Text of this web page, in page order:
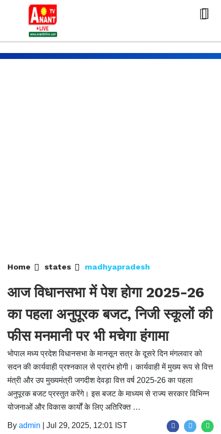
Home states madhyapradesh
आज विधानसभा में पेश होगा 2025-26
का पहला अनुपूरक बजट, निजी स्कूलों की
फीस मनमानी पर भी मचेगा हंगामा
भोपाल मध्य प्रदेश विधानसभा के मानसून सत्र के दूसरे दिन मंगलवार को
सदन की कार्यवाही प्रश्नकाल से प्रारंभ होगी। कार्यवाही में मुख्य रूप से वित्त
मंत्री और उप मुख्यमंत्री जगदीश देवड़ा वित्त वर्ष 2025-26 का पहला
अनुपूरक बजट प्रस्तुत करेंगे। इस बजट के माध्यम से राज्य सरकार विभिन्न
योजनाओं और विकास कार्यों के लिए अतिरिक्त …
By admin Jul 29, 2025, 12:01 IST